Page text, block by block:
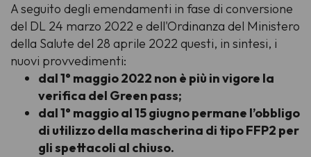
A seguito degli emendamenti in fase di conversione
del DL 24 marzo 2022 e dell'Ordinanza del Ministero
della Salute del 28 aprile 2022 questi, in sintesi, i
nuovi provvedimenti:
dal 1° maggio 2022 non è più in vigore la
verifica del Green pass;
dal 1° maggio al 15 giugno permane l’obbligo
di utilizzo della mascherina di tipo FFP2 per
gli spettacoli al chiuso.